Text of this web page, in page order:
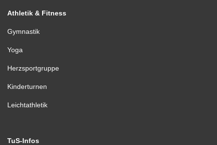
Athletik & Fitness
Gymnastik
Yoga
Herzsportgruppe
Kinderturnen
Leichtathletik
TuS-Infos